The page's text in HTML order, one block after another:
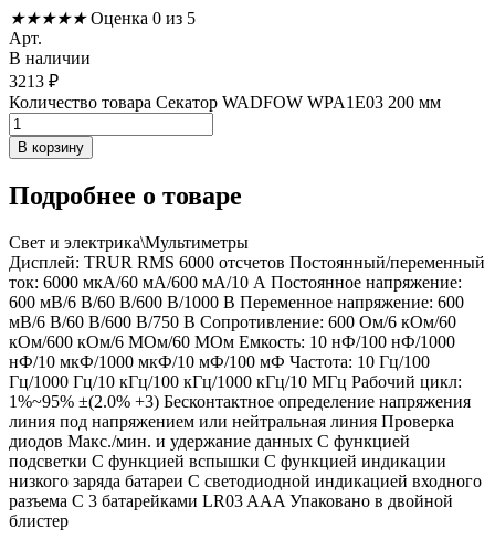
★★★★★ Оценка 0 из 5
Арт.
В наличии
3213 ₽
Количество товара Секатор WADFOW WPA1E03 200 мм
В корзину
Подробнее о товаре
Свет и электрика\Мультиметры
Дисплей: TRUR RMS 6000 отсчетов Постоянный/переменный
ток: 6000 мкА/60 мА/600 мА/10 А Постоянное напряжение:
600 мВ/6 В/60 В/600 В/1000 В Переменное напряжение: 600
мВ/6 В/60 В/600 В/750 В Сопротивление: 600 Ом/6 кОм/60
кОм/600 кОм/6 МОм/60 МОм Емкость: 10 нФ/100 нФ/1000
нФ/10 мкФ/1000 мкФ/10 мФ/100 мФ Частота: 10 Гц/100
Гц/1000 Гц/10 кГц/100 кГц/1000 кГц/10 МГц Рабочий цикл:
1%~95% ±(2.0% +3) Бесконтактное определение напряжения
линия под напряжением или нейтральная линия Проверка
диодов Макс./мин. и удержание данных С функцией
подсветки С функцией вспышки С функцией индикации
низкого заряда батареи С светодиодной индикацией входного
разъема С 3 батарейками LR03 AAA Упаковано в двойной
блистер